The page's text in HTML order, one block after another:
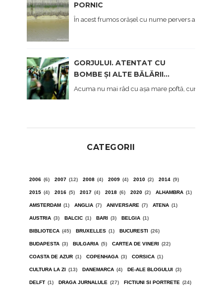
PORNIC
În acest frumos orășel cu nume pervers am
GORJULUI. ATENTAT CU
BOMBE ȘI ALTE BĂLĂRII...
Acuma nu mai râd cu așa mare poftă, cum am
CATEGORII
2006 (6) 2007 (12) 2008 (4) 2009 (4) 2010 (2) 2014 (9)
2015 (4) 2016 (5) 2017 (4) 2018 (6) 2020 (2) ALHAMBRA (1)
AMSTERDAM (1) ANGLIA (7) ANIVERSARE (7) ATENA (1)
AUSTRIA (3) BALCIC (1) BARI (3) BELGIA (1)
BIBLIOTECA (45) BRUXELLES (1) BUCURESTI (26)
BUDAPESTA (3) BULGARIA (5) CARTEA DE VINERI (22)
COASTA DE AZUR (1) COPENHAGA (3) CORSICA (1)
CULTURA LA ZI (13) DANEMARCA (4) DE-ALE BLOGULUI (3)
DELFT (1) DRAGA JURNALULE (27) FICTIUNI SI PORTRETE (24)